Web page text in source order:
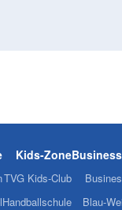
Kids-Zone
TVG Kids-Club
Handballschule
Blau-